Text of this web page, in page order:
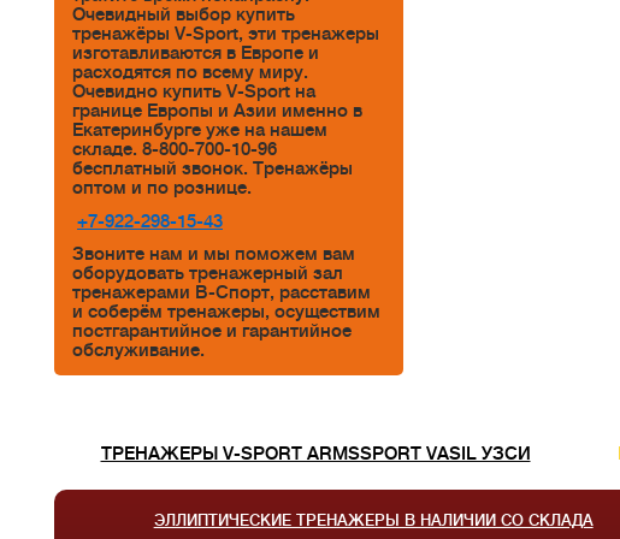
Очевидный выбор купить
тренажёры V-Sport, эти тренажеры
изготавливаются в Европе и
расходятся по всему миру.
Очевидно купить V-Sport на
границе Европы и Азии именно в
Екатеринбурге уже на нашем
складе. 8-800-700-10-96
бесплатный звонок. Тренажёры
оптом и по рознице.
+7-922-298-15-43
Звоните нам и мы поможем вам
оборудовать тренажерный зал
тренажерами В-Спорт, расставим
и соберём тренажеры, осуществим
постгарантийное и гарантийное
обслуживание.
ТРЕНАЖЕРЫ V-SPORT ARMSSPORT VASIL УЗСИ
ЭЛЛИПТИЧЕСКИЕ ТРЕНАЖЕРЫ В НАЛИЧИИ СО СКЛАДА